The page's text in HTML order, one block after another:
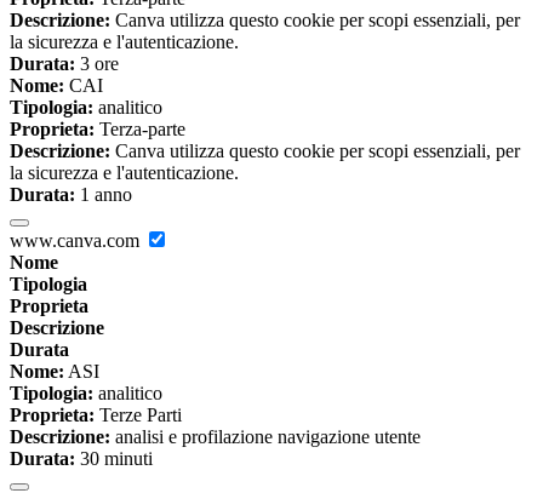
Descrizione: Canva utilizza questo cookie per scopi essenziali, per
la sicurezza e l'autenticazione.
Durata: 3 ore
Nome: CAI
Tipologia: analitico
Proprieta: Terza-parte
Descrizione: Canva utilizza questo cookie per scopi essenziali, per
la sicurezza e l'autenticazione.
Durata: 1 anno
www.canva.com
Nome
Tipologia
Proprieta
Descrizione
Durata
Nome: ASI
Tipologia: analitico
Proprieta: Terze Parti
Descrizione: analisi e profilazione navigazione utente
Durata: 30 minuti